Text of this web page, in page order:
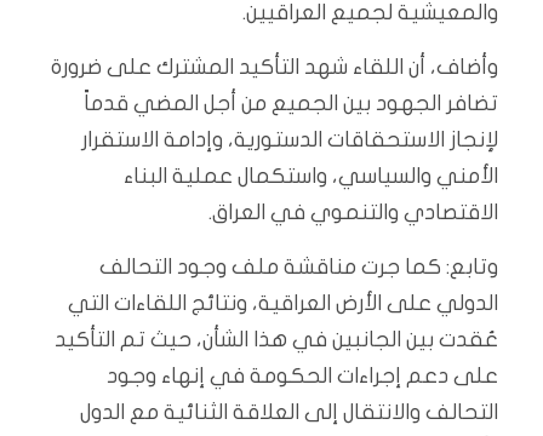
والمعيشية لجميع العراقيين.
وأضاف، أن اللقاء شهد التأكيد المشترك على ضرورة
تضافر الجهود بين الجميع من أجل المضي قدماً
لإنجاز الاستحقاقات الدستورية، وإدامة الاستقرار
الأمني والسياسي، واستكمال عملية البناء
الاقتصادي والتنموي في العراق.
وتابع: كما جرت مناقشة ملف وجود التحالف
الدولي على الأرض العراقية، ونتائج اللقاءات التي
عُقدت بين الجانبين في هذا الشأن، حيث تم التأكيد
على دعم إجراءات الحكومة في إنهاء وجود
التحالف والانتقال إلى العلاقة الثنائية مع الدول